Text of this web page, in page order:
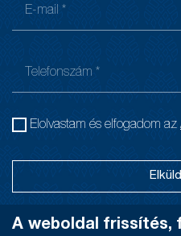
Elolvastam és elfogadom az
A weboldal frissítés,